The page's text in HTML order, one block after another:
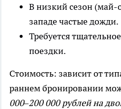
В низкий сезон (май-
западе частые дожди.
Требуется
поездки.
Стоимость: зависит от
раннем бронировании
000–200 000 рублей на